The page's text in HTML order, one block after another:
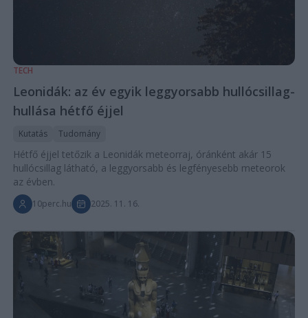
TECH
Leonidák: az év egyik leggyorsabb hullócsillag-
hullása hétfő éjjel
Kutatás Tudomány
Hétfő éjjel tetőzik a Leonidák meteorraj, óránként akár 15
hullócsillag látható, a leggyorsabb és legfényesebb meteorok
az évben.
10perc.hu 2025. 11. 16.